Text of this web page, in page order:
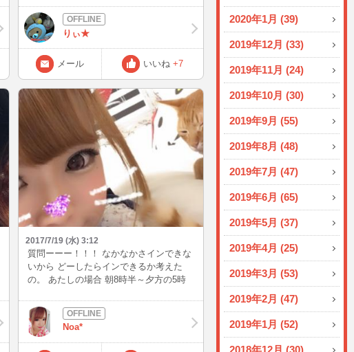
2020年1月 (39)
2019年12月 (33)
2019年11月 (24)
2019年10月 (30)
2019年9月 (55)
2019年8月 (48)
2019年7月 (47)
2019年6月 (65)
2019年5月 (37)
2019年4月 (25)
2019年3月 (53)
2019年2月 (47)
2019年1月 (52)
2018年12月 (30)
してくれると嬉しいです( ´͈ ᗨ `͈ ) 来月は誕
生日だから！その時は おめでとうって祝
って欲しくて戻って来ちゃうかも？
[壁]_･)ﾁﾗｯ笑 次のインは土曜の夜かな
ぁ？ まだまだ暑い日が続くので体調には
気をつけてください(´◡`๑)
りぃ★
メール いいね +7
2017/7/19 (水) 3:12
質問ーーー！！！ なかなかさインできな
いから どーしたらインできるか考えた
の。 あたしの場合 朝8時半～夕方の5時
い。 生活週間が不規則だから 寝る時間も
基本帰宅して２時間仮眠して朝方1時か2
時に寝て 4時に起きて家事とかしたりし
てお風呂入って、また6時半位から２時間
Noa*